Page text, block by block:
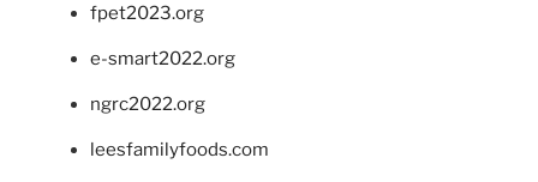
fpet2023.org
e-smart2022.org
ngrc2022.org
leesfamilyfoods.com